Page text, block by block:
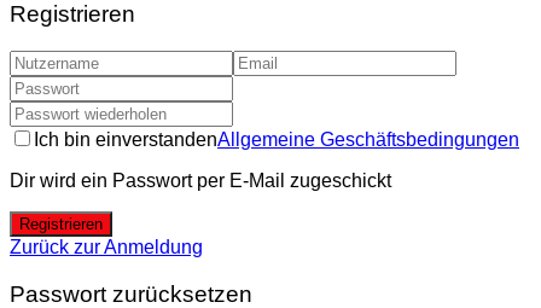
Registrieren
Ich bin einverstandenAllgemeine Geschäftsbedingungen
Dir wird ein Passwort per E-Mail zugeschickt
Registrieren
Zurück zur Anmeldung
Passwort zurücksetzen